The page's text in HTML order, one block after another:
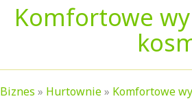
Komfortowe
Biznes » Hurtownie» Komfortowe